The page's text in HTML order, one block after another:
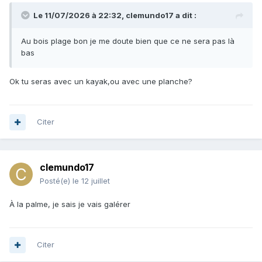
Le 11/07/2026 à 22:32, clemundo17 a dit :
Au bois plage bon je me doute bien que ce ne sera pas là
bas
Ok tu seras avec un kayak,ou avec une planche?
Citer
clemundo17
Posté(e) le 12 juillet
À la palme, je sais je vais galérer
Citer